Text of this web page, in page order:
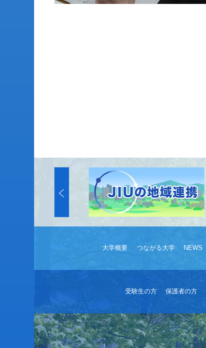
大学概要 つながる大学 NEWS
受験生の方 保護者の方